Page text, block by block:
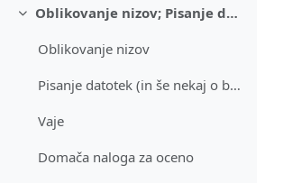
Skrči
Oblikovanje nizov; Pisanje datotek
Oblikovanje nizov
Pisanje datotek (in še nekaj o branju)
Vaje
Domača naloga za oceno